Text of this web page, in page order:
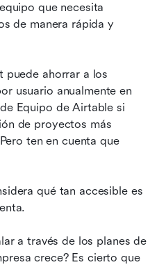
que necesita
de manera rápida y
puede ahorrar a los
usuario anualmente en
Equipo de Airtable si
de proyectos más
ten en cuenta que
qué tan accesible es
a través de los planes de
crece? Es cierto que